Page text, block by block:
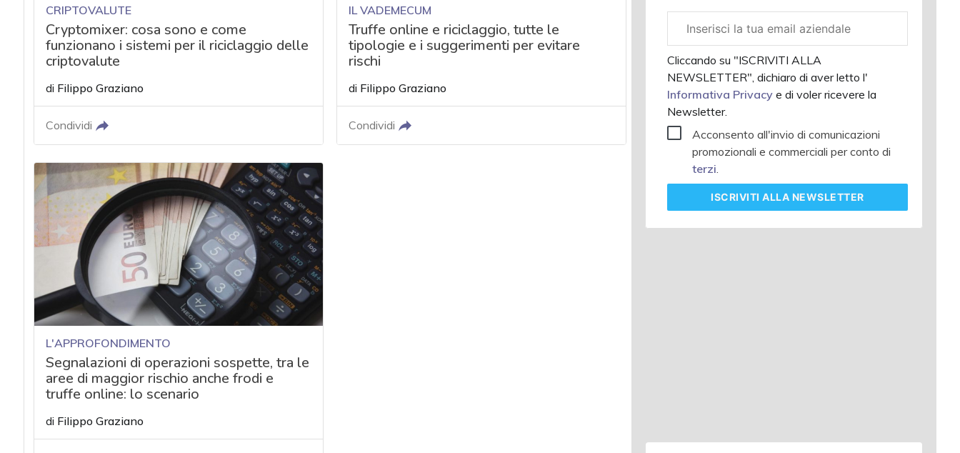
CRIPTOVALUTE
Cryptomixer: cosa sono e come
funzionano i sistemi per il riciclaggio delle
criptovalute
di Filippo Graziano
Condividi
IL VADEMECUM
Truffe online e riciclaggio, tutte le
tipologie e i suggerimenti per evitare
rischi
di Filippo Graziano
Condividi
L'APPROFONDIMENTO
Segnalazioni di operazioni sospette, tra le
aree di maggior rischio anche frodi e
truffe online: lo scenario
di Filippo Graziano
aziendale
Cliccando su "ISCRIVITI ALLA
NEWSLETTER", dichiaro di aver letto l'
Informativa Privacye di voler ricevere la
Newsletter.
Acconsento all'invio di comunicazioni
promozionali e commerciali per conto di
terzi.
ISCRIVITIALLA NEWSLETTER